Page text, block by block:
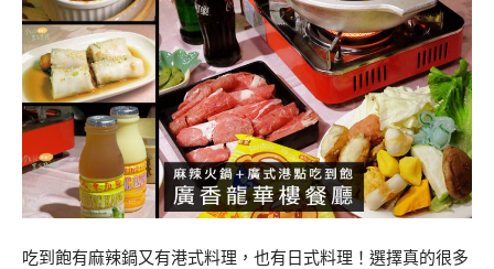
吃到飽有麻辣鍋又有港式料理，也有日式料理！選擇真的很多